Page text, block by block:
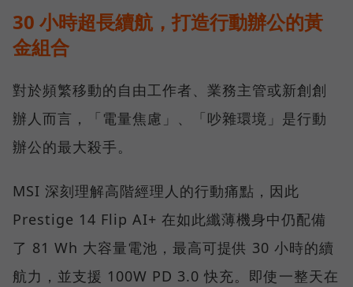
30 小時超長續航，打造行動辦公的黃
金組合
對於頻繁移動的自由工作者、業務主管或新創創
辦人而言，「電量焦慮」、「吵雜環境」是行動
辦公的最大殺手。
MSI 深刻理解高階經理人的行動痛點，因此
Prestige 14 Flip AI+ 在如此纖薄機身中仍配備
了 81 Wh 大容量電池，最高可提供 30 小時的續
航力，並支援 100W PD 3.0 快充。即使一整天在